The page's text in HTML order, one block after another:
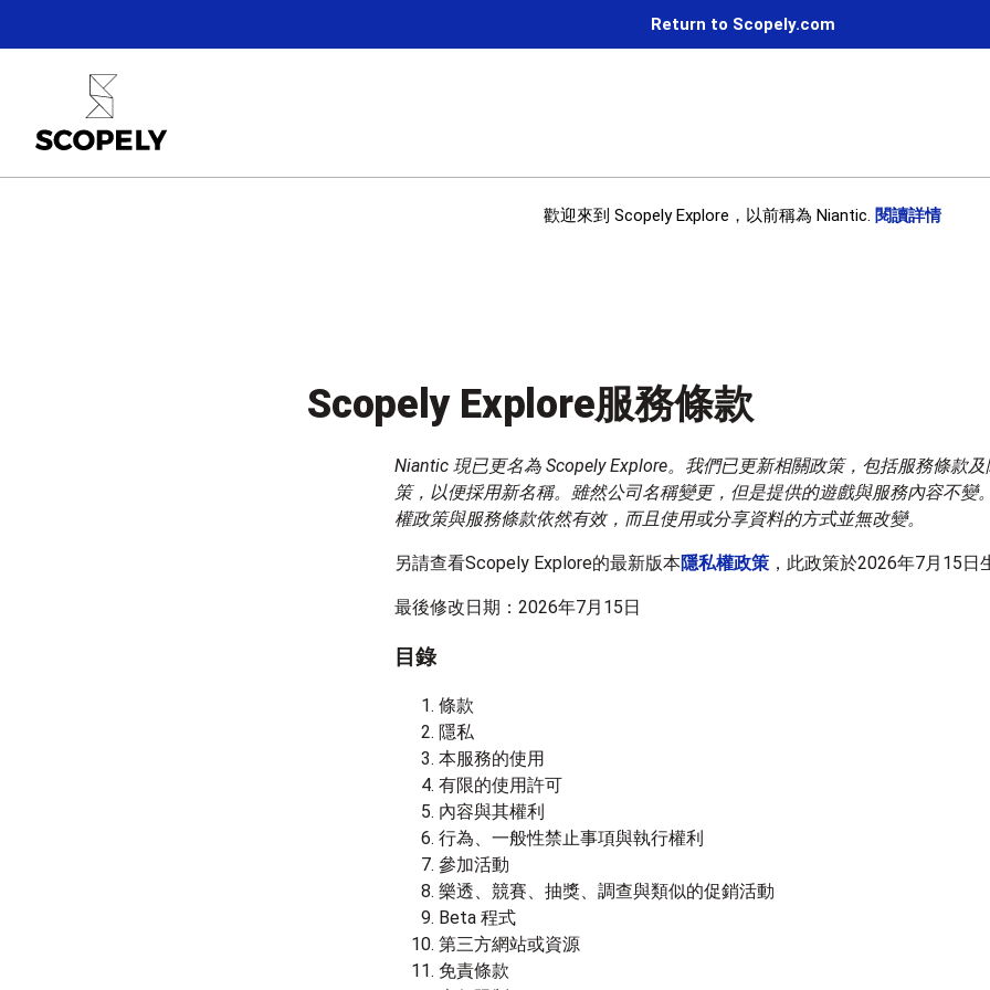
Return to Scopely.com
歡迎來到 Scopely Explore，以前稱為 Niantic. 閱讀詳情
Scopely Explore服務條款
Niantic 現已更名為 Scopely Explore。我們已更新相關政策，包括服務條款
策，以便採用新名稱。雖然公司名稱變更，但是提供的遊戲與服務內容不變
權政策與服務條款依然有效，而且使用或分享資料的方式並無改變。
另請查看Scopely Explore的最新版本隱私權政策 ，此政策於2026年7月15日
最後修改日期：2026年7月15日
目錄
條款
隱私
本服務的使用
有限的使用許可
內容與其權利
行為、一般性禁止事項與執行權利
參加活動
樂透、競賽、抽獎、調查與類似的促銷活動
Beta 程式
第三方網站或資源
免責條款